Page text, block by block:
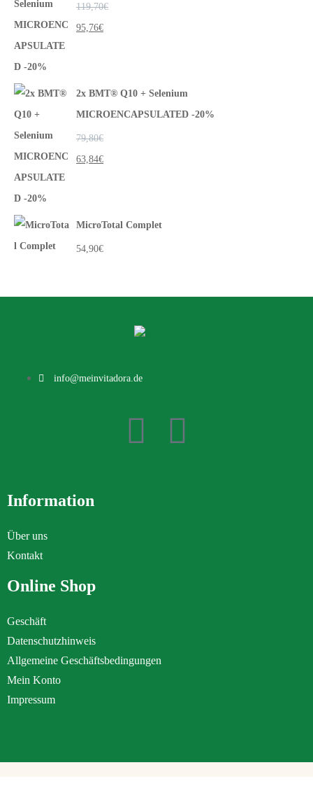
119,70€
95,76€
2x BMT® Q10 + Selenium
MICROENCAPSULATED -20%
79,80€
63,84€
MicroTotal Complet
54,90€
info@meinvitadora.de
Information
Über uns
Kontakt
Online Shop
Geschäft
Datenschutzhinweis
Allgemeine Geschäftsbedingungen
Mein Konto
Impressum